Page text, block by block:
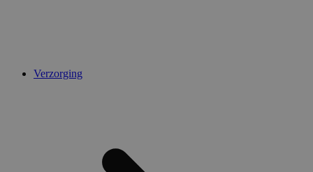
Verzorging